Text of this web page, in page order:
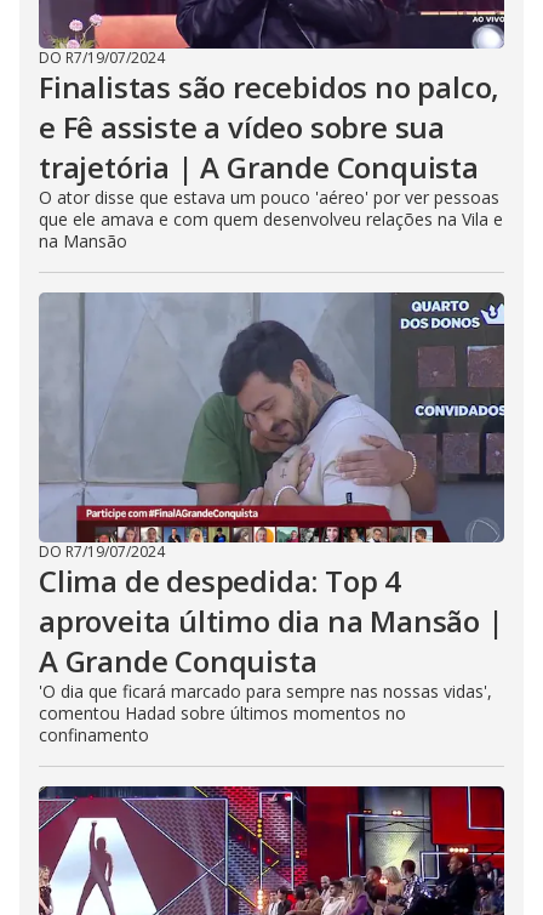
DO R7/19/07/2024
Finalistas são recebidos no palco,
e Fê assiste a vídeo sobre sua
trajetória | A Grande Conquista
O ator disse que estava um pouco 'aéreo' por ver pessoas
que ele amava e com quem desenvolveu relações na Vila e
na Mansão
DO R7/19/07/2024
Clima de despedida: Top 4
aproveita último dia na Mansão |
A Grande Conquista
'O dia que ficará marcado para sempre nas nossas vidas',
comentou Hadad sobre últimos momentos no
confinamento